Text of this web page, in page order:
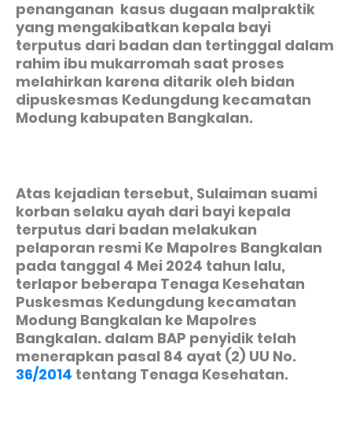
penanganan kasus dugaan malpraktik
yang mengakibatkan kepala bayi
terputus dari badan dan tertinggal dalam
rahim ibu mukarromah saat proses
melahirkan karena ditarik oleh bidan
dipuskesmas Kedungdung kecamatan
Modung kabupaten Bangkalan.
Atas kejadian tersebut, Sulaiman suami
korban selaku ayah dari bayi kepala
terputus dari badan melakukan
pelaporan resmi Ke Mapolres Bangkalan
pada tanggal 4 Mei 2024 tahun lalu,
terlapor beberapa Tenaga Kesehatan
Puskesmas Kedungdung kecamatan
Modung Bangkalan ke Mapolres
Bangkalan. dalam BAP penyidik telah
menerapkan pasal 84 ayat (2) UU No.
36/2014 tentang Tenaga Kesehatan.